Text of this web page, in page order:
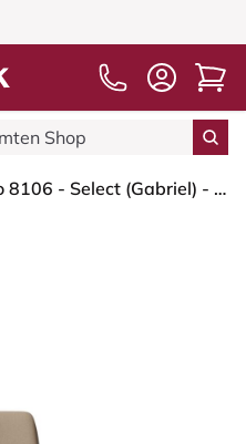
HÅG Capisco 8106 - Select (Gabriel) - Wolle / Polyamid - SC61184 - Light brown - Schwarz - 265 mm (Sitzhöhe 53-79cm) - Harte Rollen für weiche Böden